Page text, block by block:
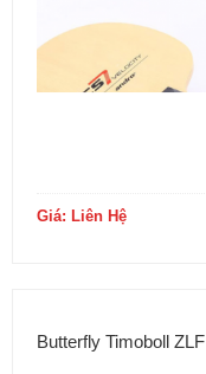
Giá: Liên Hệ
Butterfly Timoboll ZLF